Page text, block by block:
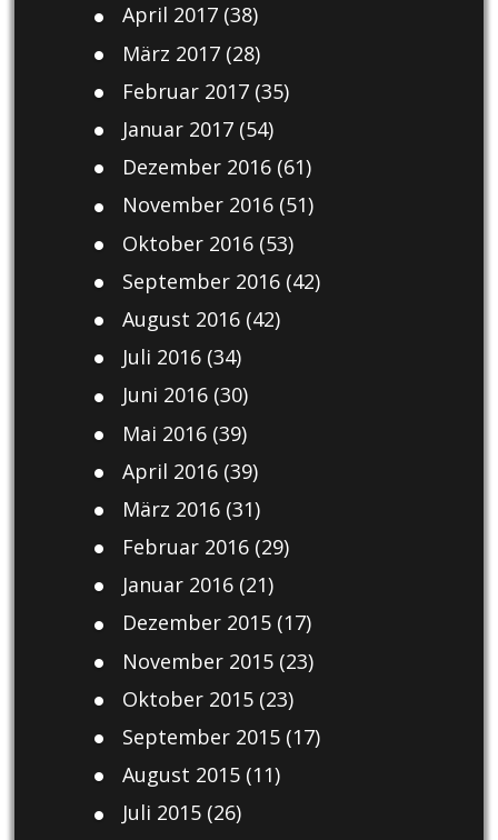
April 2017(38)
März 2017(28)
Februar 2017(35)
Januar 2017(54)
Dezember 2016(61)
November 2016(51)
Oktober 2016(53)
September 2016(42)
August 2016(42)
Juli 2016(34)
Juni 2016(30)
Mai 2016(39)
April 2016(39)
März 2016(31)
Februar 2016(29)
Januar 2016(21)
Dezember 2015(17)
November 2015(23)
Oktober 2015(23)
September 2015(17)
August 2015(11)
Juli 2015(26)